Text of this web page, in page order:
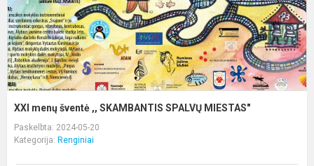
XXI menų šventė ,, SKAMBANTIS SPALVŲ MIESTAS"
Paskelbta: 2024-05-20
Kategorija: Renginiai